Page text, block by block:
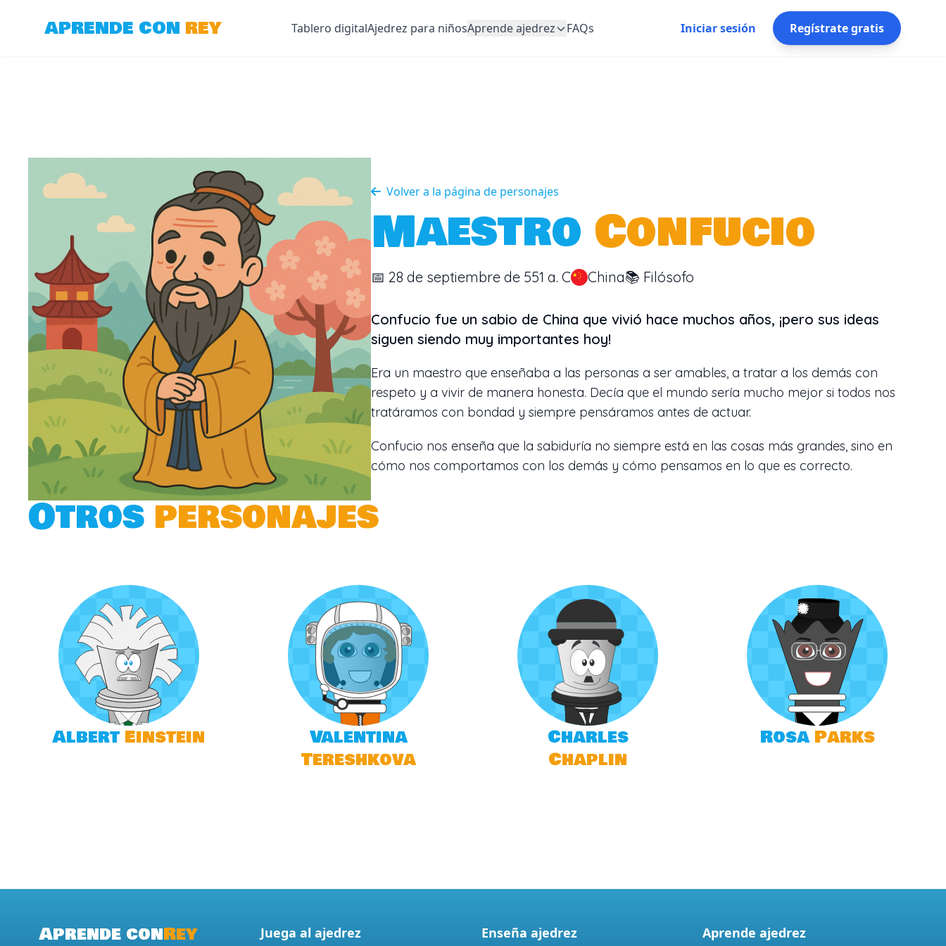
APRENDE CON REY Tablero digitalAjedrez para niñosAprende ajedrez FAQs Iniciar sesión Regístrate gratis
Volver a la página de personajes
Maestro Confucio
📅 28 de septiembre de 551 a. C China📚 Filósofo
Confucio fue un sabio de China que vivió hace muchos años, ¡pero sus ideas
siguen siendo muy importantes hoy!
Era un maestro que enseñaba a las personas a ser amables, a tratar a los demás con
respeto y a vivir de manera honesta. Decía que el mundo sería mucho mejor si todos nos
tratáramos con bondad y siempre pensáramos antes de actuar.
Confucio nos enseña que la sabiduría no siempre está en las cosas más grandes, sino en
cómo nos comportamos con los demás y cómo pensamos en lo que es correcto.
Otrospersonajes
Albert Einstein
Valentina
Tereshkova
Charles
Chaplin
RosaParks
Aprende conRey Juega al ajedrez Enseña ajedrez Aprende ajedrez